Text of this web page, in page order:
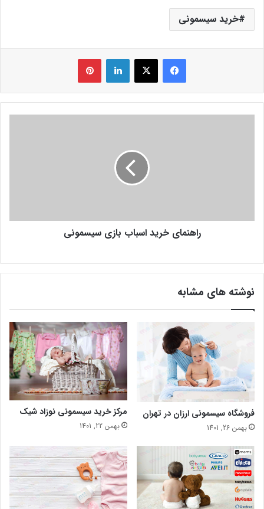
خرید سیسمونی
فیس بوک X لینکدین ‫پین‌ترست
راهنمای خرید اسباب بازی سیسمونی
نوشته های مشابه
فروشگاه سیسمونی ارزان در تهران
بهمن 26, 1401
مرکز خرید سیسمونی نوزاد شیک
بهمن 22, 1401